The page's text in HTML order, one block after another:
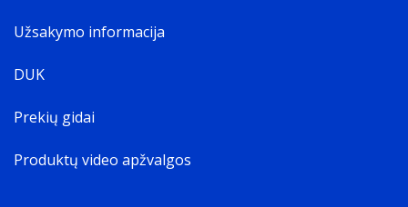
Užsakymo informacija
DUK
Prekių gidai
Produktų video apžvalgos